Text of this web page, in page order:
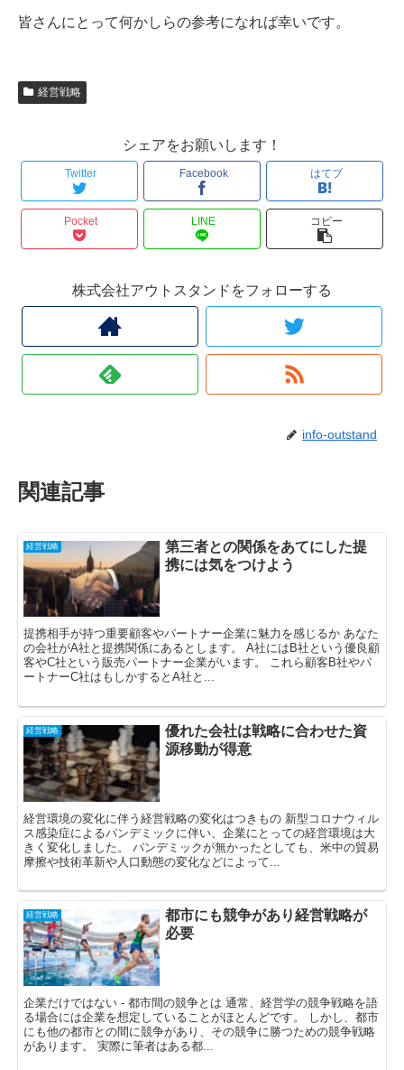
皆さんにとって何かしらの参考になれば幸いです。
経営戦略
シェアをお願いします！
Twitter Facebook はてブ
Pocket LINE コピー
株式会社アウトスタンドをフォローする
info-outstand
関連記事
経営戦略
第三者との関係をあてにした提
携には気をつけよう
提携相手が持つ重要顧客やパートナー企業に魅力を感じるか あなた
の会社がA社と提携関係にあるとします。 A社にはB社という優良顧
客やC社という販売パートナー企業がいます。 これら顧客B社やパ
ートナーC社はもしかするとA社と...
経営戦略
優れた会社は戦略に合わせた資
源移動が得意
経営環境の変化に伴う経営戦略の変化はつきもの 新型コロナウィル
ス感染症によるパンデミックに伴い、企業にとっての経営環境は大
きく変化しました。 パンデミックが無かったとしても、米中の貿易
摩擦や技術革新や人口動態の変化などによって...
経営戦略
都市にも競争があり経営戦略が
必要
企業だけではない - 都市間の競争とは 通常、経営学の競争戦略を語
る場合には企業を想定していることがほとんどです。 しかし、都市
にも他の都市との間に競争があり、その競争に勝つための競争戦略
があります。 実際に筆者はある都...